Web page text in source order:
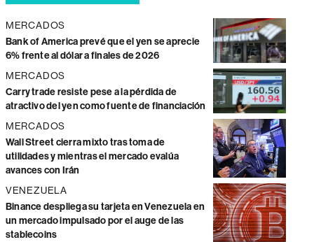
MERCADOS
Bank of America prevé que el yen se aprecie
6% frente al dólar a finales de 2026
MERCADOS
Carry trade resiste pese a la pérdida de
atractivo del yen como fuente de financiación
MERCADOS
Wall Street cierra mixto tras toma de
utilidades y mientras el mercado evalúa
avances con Irán
VENEZUELA
Binance despliega su tarjeta en Venezuela en
un mercado impulsado por el auge de las
stablecoins